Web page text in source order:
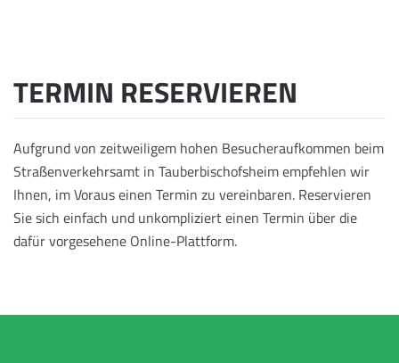
TERMIN RESERVIEREN
Aufgrund von zeitweiligem hohen Besucheraufkommen beim
Straßenverkehrsamt in Tauberbischofsheim empfehlen wir
Ihnen, im Voraus einen Termin zu vereinbaren. Reservieren
Sie sich einfach und unkompliziert einen Termin über die
dafür vorgesehene Online-Plattform.